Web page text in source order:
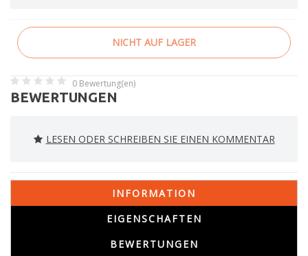
NICHT AUF LAGER
0 Bewertung(en)
BEWERTUNGEN
LESEN ODER SCHREIBEN SIE EINEN KOMMENTAR
INFORMATION
EIGENSCHAFTEN
BEWERTUNGEN